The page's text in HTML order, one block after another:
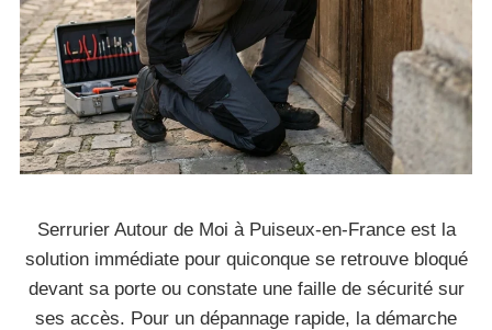
Serrurier Autour de Moi à Puiseux-en-France est la
solution immédiate pour quiconque se retrouve bloqué
devant sa porte ou constate une faille de sécurité sur
ses accès. Pour un dépannage rapide, la démarche